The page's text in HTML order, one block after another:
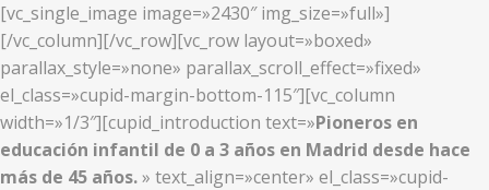
[vc_single_image image=»2430″ img_size=»full»]
[/vc_column][/vc_row][vc_row layout=»boxed»
parallax_style=»none» parallax_scroll_effect=»fixed»
el_class=»cupid-margin-bottom-115″][vc_column
width=»1/3″][cupid_introduction text=»Pioneros en
educación infantil de 0 a 3 años en Madrid desde hace
más de 45 años.» text_align=»center» el_class=»cupid-